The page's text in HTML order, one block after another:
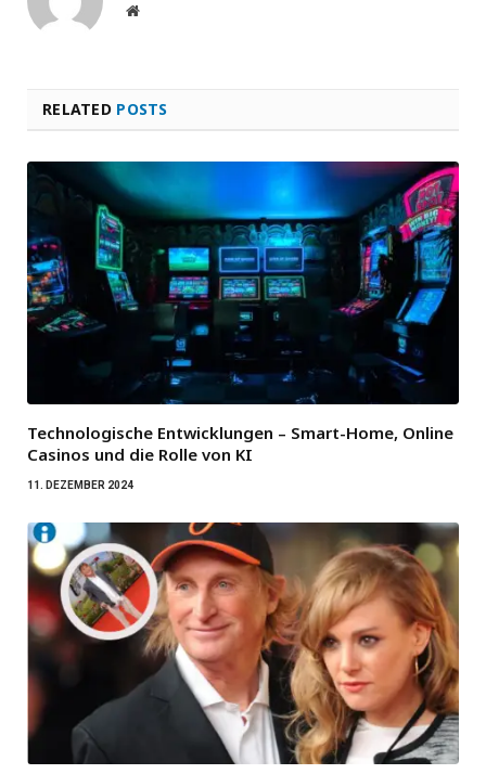
Website
RELATED POSTS
Technologische Entwicklungen – Smart-Home, Online
Casinos und die Rolle von KI
11. DEZEMBER 2024